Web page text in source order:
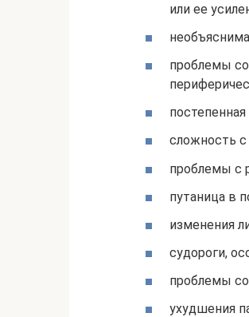
или ее
проблемы со
сложность с
проблемы с
путаница в
изменения
судороги,
проблемы
ухудшения